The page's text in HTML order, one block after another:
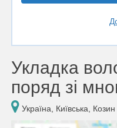
Укладка
поряд зі
Україна, Київська, Козин